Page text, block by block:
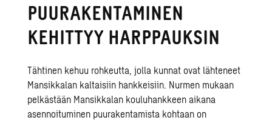
PUURAKENTAMINEN
KEHITTYY HARPPAUKSIN
Tähtinen kehuu rohkeutta, jolla kunnat ovat lähteneet
Mansikkalan kaltaisiin hankkeisiin. Nurmen mukaan
pelkästään Mansikkalan kouluhankkeen aikana
asennoituminen puurakentamista kohtaan on